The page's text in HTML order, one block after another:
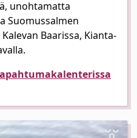
unohtamatta
Suomussalmen
Baarissa, Kianta-